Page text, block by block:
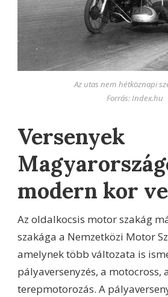
Az utas nem hétköznapi
Forrás: Index.hu
Versenyek
modern kor
Az oldalkocsis motor szakág
szakága a Nemzetközi Motor
amelynek több változata is
pályaversenyzés, a motocross,
terepmotorozás. A